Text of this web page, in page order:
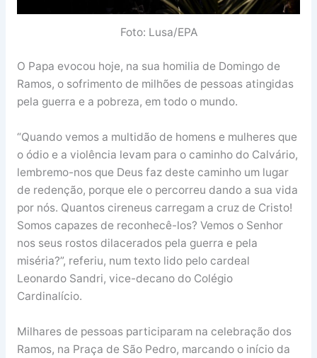
Foto: Lusa/EPA
O Papa evocou hoje, na sua homilia de Domingo de
Ramos, o sofrimento de milhões de pessoas atingidas
pela guerra e a pobreza, em todo o mundo.
“Quando vemos a multidão de homens e mulheres que
o ódio e a violência levam para o caminho do Calvário,
lembremo-nos que Deus faz deste caminho um lugar
de redenção, porque ele o percorreu dando a sua vida
por nós. Quantos cireneus carregam a cruz de Cristo!
Somos capazes de reconhecê-los? Vemos o Senhor
nos seus rostos dilacerados pela guerra e pela
miséria?”, referiu, num texto lido pelo cardeal
Leonardo Sandri, vice-decano do Colégio
Cardinalício.
Milhares de pessoas participaram na celebração dos
Ramos, na Praça de São Pedro, marcando o início da